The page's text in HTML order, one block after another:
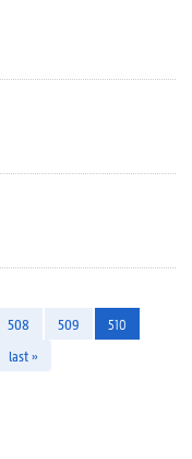
508 509
510
last »